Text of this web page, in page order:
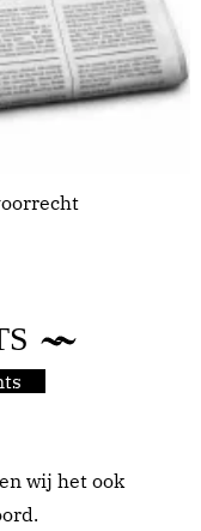
wij het ook